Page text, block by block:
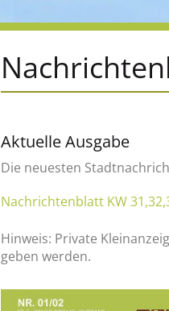
Ak­tu­el­le Aus­ga­be
Die neu­es­ten
Nach­rich­ten­blatt KW
Hin­weis: Pri­va­te
ge­ben wer­den.